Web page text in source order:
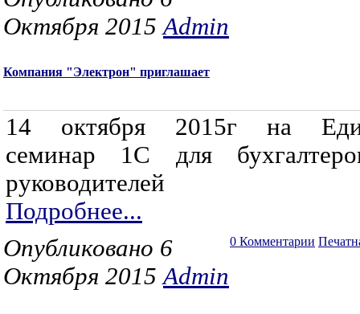
Октября 2015Admin
Компания "Электрон" приглашает
14 октября 2015г на
семинар 1С для
руководителей
Подробнее...
0 Комментарии
Опубликовано 6
Октября 2015Admin